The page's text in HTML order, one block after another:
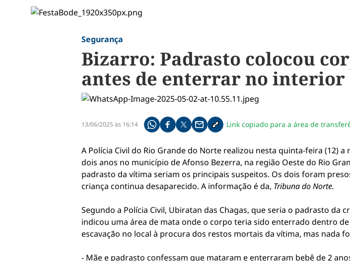
Segurança
Bizarro: Padrasto colocou
antes de enterrar no interior
13/06/2025 às 16:14 Compartilhe pelo whatsapp
Compartilhar no facebook
Compartilhar no twitter
Compartilhe pelo email
Copiar link da notícia
Link copiado para a área de
A Polícia Civil do Rio Grande do Norte realizou nesta quinta-feira (12)
dois anos no município de Afonso Bezerra, na região Oeste do Rio
padrasto da vítima seriam os principais suspeitos. Os dois foram
criança continua desaparecido. A informação é da, Tribuna do Norte.
Segundo a Polícia Civil, Ubiratan das Chagas, que seria o padrasto da
indicou uma área de mata onde o corpo teria sido enterrado dentro
escavação no local à procura dos restos mortais da vítima, mas nada
- Mãe e padrasto confessam que mataram e enterraram bebê de 2